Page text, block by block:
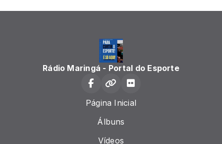
Rádio Maringá - Portal do Esporte
Página Inicial
Álbuns
Vídeos